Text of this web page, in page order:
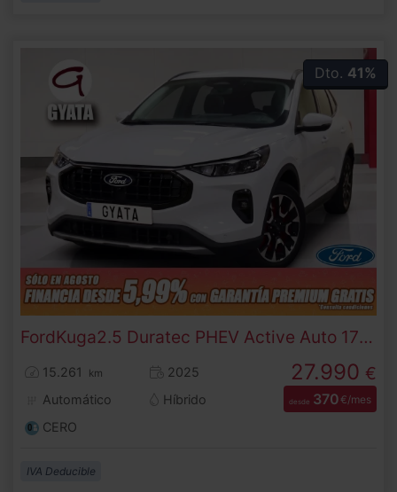
Dto. 41%
FordKuga 2.5 Duratec PHEV Active Auto 178 kW (243 CV)
15.261 km
2025
Automático
Híbrido
CERO
27.990 €
desde 370€/mes
IVA Deducible